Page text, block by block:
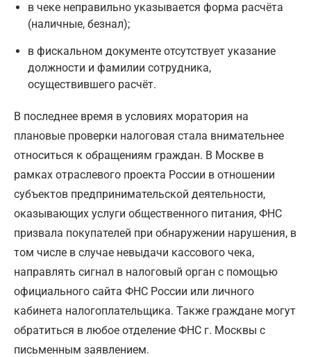
в чеке неправильно указывается форма расчёта
(наличные, безнал);
в фискальном документе отсутствует указание
должности и фамилии сотрудника,
осуществившего расчёт.
В последнее время в условиях моратория на
плановые проверки налоговая стала внимательнее
относиться к обращениям граждан. В Москве в
рамках отраслевого проекта России в отношении
субъектов предпринимательской деятельности,
оказывающих услуги общественного питания, ФНС
призвала покупателей при обнаружении нарушения, в
том числе в случае невыдачи кассового чека,
направлять сигнал в налоговый орган с помощью
официального сайта ФНС России или личного
кабинета налогоплательщика. Также граждане могут
обратиться в любое отделение ФНС г. Москвы с
письменным заявлением.